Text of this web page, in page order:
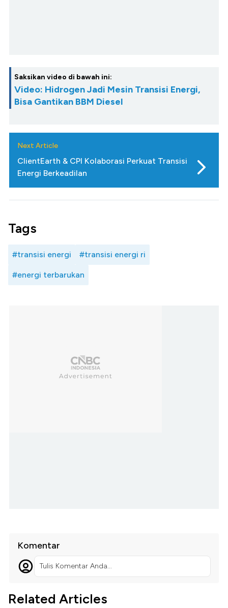
Saksikan video di bawah ini:
Video: Hidrogen Jadi Mesin Transisi Energi,
Bisa Gantikan BBM Diesel
Next Article
ClientEarth & CPI Kolaborasi Perkuat Transisi
Energi Berkeadilan
Tags
#transisi energi #transisi energi ri
#energi terbarukan
Komentar
Tulis Komentar Anda...
Related Articles